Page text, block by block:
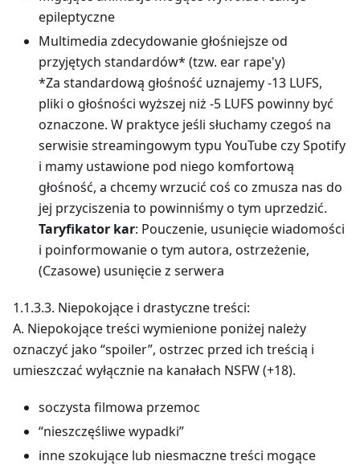
epileptyczne
Multimedia zdecydowanie głośniejsze od
przyjętych standardów* (tzw. ear rape'y)
*Za standardową głośność uznajemy -13 LUFS,
pliki o głośności wyższej niż -5 LUFS powinny być
oznaczone. W praktyce jeśli słuchamy czegoś na
serwisie streamingowym typu YouTube czy Spotify
i mamy ustawione pod niego komfortową
głośność, a chcemy wrzucić coś co zmusza nas do
jej przyciszenia to powinniśmy o tym uprzedzić.
Taryfikator kar: Pouczenie, usunięcie wiadomości
i poinformowanie o tym autora, ostrzeżenie,
(Czasowe) usunięcie z serwera
1.1.3.3. Niepokojące i drastyczne treści:
A. Niepokojące treści wymienione poniżej należy
oznaczyć jako “spoiler”, ostrzec przed ich treścią i
umieszczać wyłącznie na kanałach NSFW (+18).
soczysta filmowa przemoc
“nieszczęśliwe wypadki”
inne szokujące lub niesmaczne treści mogące